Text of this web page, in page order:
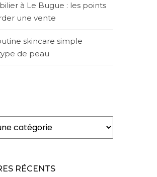
à Le Bugue : les points
une vente
skincare simple
de peau
RÉCENTS